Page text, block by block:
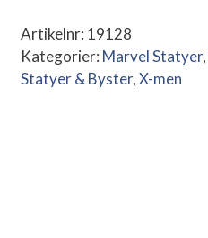
Artikelnr: 19128
Kategorier: Marvel Statyer,
Statyer & Byster,X-men